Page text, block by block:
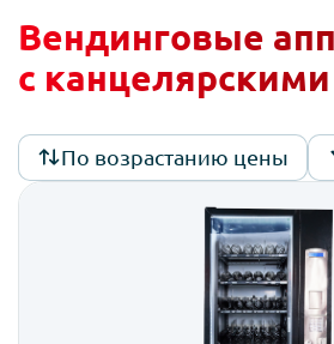
Вендинговые
с
По возрастанию цены